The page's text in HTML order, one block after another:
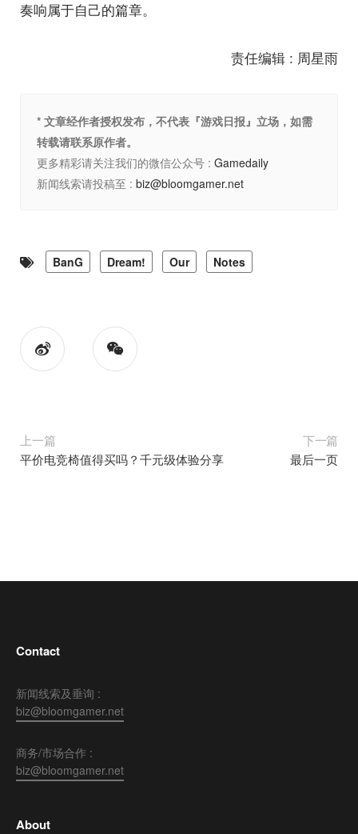
奏响属于自己的篇章。
责任编辑 : 周星雨
* 文章经作者授权发布，不代表『游戏日报』立场，如需
转载请联系原作者。
更多精彩请关注我们的微信公众号 : Gamedaily
新闻线索请投稿至 : biz@bloomgamer.net
BanG Dream! Our Notes
上一篇
平价电竞椅值得买吗？千元级体验分享
下一篇
最后一页
Contact
新闻线索及垂询 :
biz@bloomgamer.net
商务/市场合作 :
biz@bloomgamer.net
About